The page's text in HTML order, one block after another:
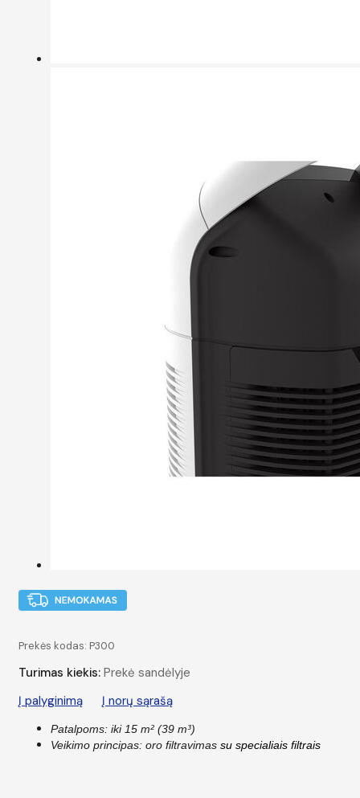
Prekės kodas: P300
Turimas kiekis: Prekė sandėlyje
Į palyginimą
Į norų sąrašą
Patalpoms: iki 15 m² (39 m³)
Veikimo principas: oro filtravimas su specialiais filtrais